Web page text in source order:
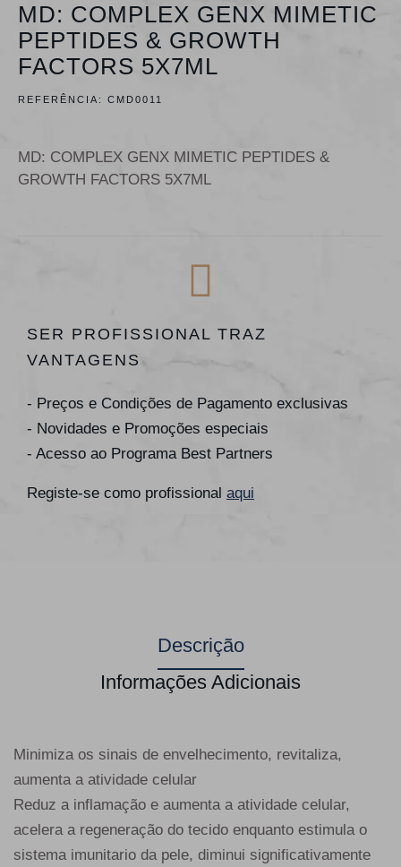
MD: COMPLEX GENX MIMETIC
PEPTIDES & GROWTH
FACTORS 5X7ML
REFERÊNCIA: CMD0011
MD: COMPLEX GENX MIMETIC PEPTIDES &
GROWTH FACTORS 5X7ML
SER PROFISSIONAL TRAZ
VANTAGENS
- Preços e Condições de Pagamento exclusivas
- Novidades e Promoções especiais
- Acesso ao Programa Best Partners
Registe-se como profissional aqui
Descrição
Informações Adicionais
Minimiza os sinais de envelhecimento, revitaliza,
aumenta a atividade celular
Reduz a inflamação e aumenta a atividade celular,
acelera a regeneração do tecido enquanto estimula o
sistema imunitario da pele, diminui significativamente